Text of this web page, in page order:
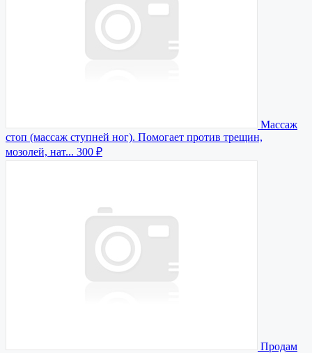
Массаж
стоп (массаж ступней ног). Помогает против трещин,
мозолей, нат... 300 ₽
Продам